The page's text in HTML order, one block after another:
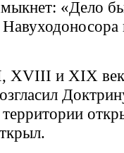
«Дело
XVIII и XIX